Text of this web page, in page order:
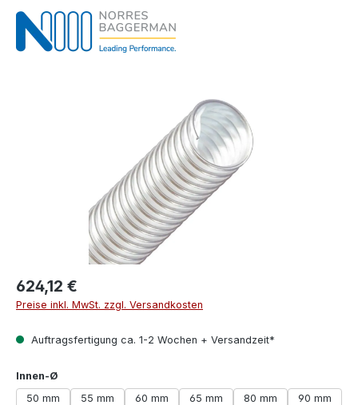
624,12 €
Preise inkl. MwSt. zzgl. Versandkosten
Auftragsfertigung ca. 1-2 Wochen + Versandzeit*
Innen-Ø
50 mm
55 mm 60 mm 65 mm 80 mm
90 mm